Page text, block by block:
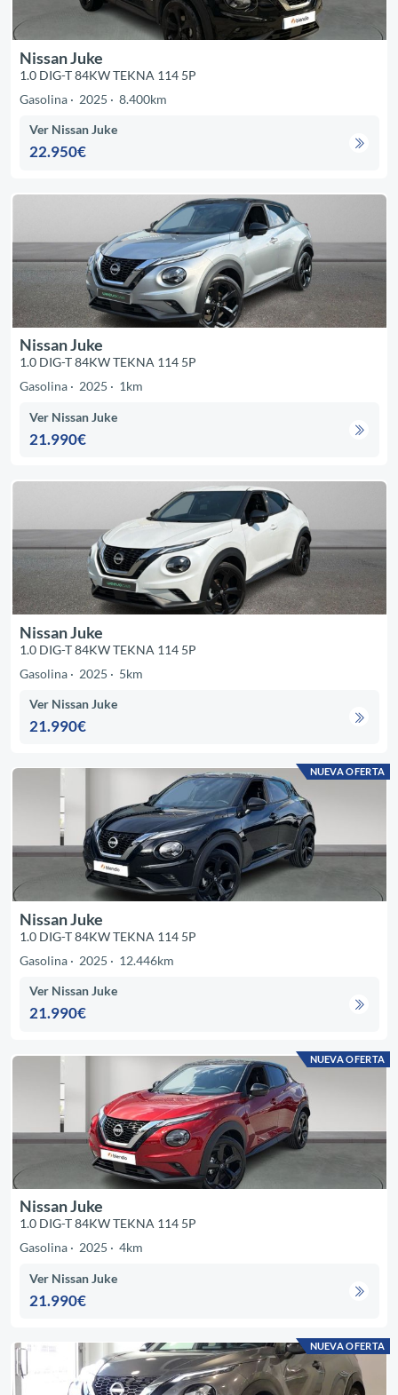
Nissan Juke
1.0 DIG-T 84KW TEKNA 114 5P
Gasolina
2025 8.400km
Ver Nissan Juke
22.950€
Nissan Juke
1.0 DIG-T 84KW TEKNA 114 5P
Gasolina
2025 1km
Ver Nissan Juke
21.990€
Nissan Juke
1.0 DIG-T 84KW TEKNA 114 5P
Gasolina
2025 5km
Ver Nissan Juke
21.990€
NUEVA OFERTA
Nissan Juke
1.0 DIG-T 84KW TEKNA 114 5P
Gasolina
2025 12.446km
Ver Nissan Juke
21.990€
NUEVA OFERTA
Nissan Juke
1.0 DIG-T 84KW TEKNA 114 5P
Gasolina
2025 4km
Ver Nissan Juke
21.990€
NUEVA OFERTA